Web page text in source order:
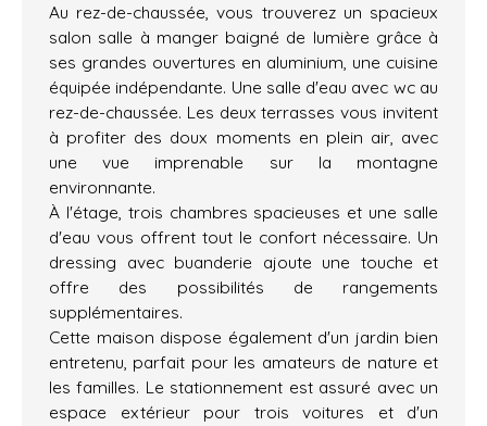
Au rez-de-chaussée, vous trouverez un spacieux
salon salle à manger baigné de lumière grâce à
ses grandes ouvertures en aluminium, une cuisine
équipée indépendante. Une salle d'eau avec wc au
rez-de-chaussée. Les deux terrasses vous invitent
à profiter des doux moments en plein air, avec
une vue imprenable sur la montagne
environnante.
À l'étage, trois chambres spacieuses et une salle
d'eau vous offrent tout le confort nécessaire. Un
dressing avec buanderie ajoute une touche et
offre des possibilités de rangements
supplémentaires.
Cette maison dispose également d'un jardin bien
entretenu, parfait pour les amateurs de nature et
les familles. Le stationnement est assuré avec un
espace extérieur pour trois voitures et d'un